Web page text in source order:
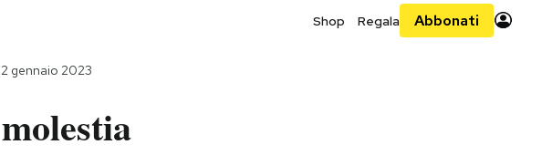
Shop Regala Abbonati
gennaio 2023